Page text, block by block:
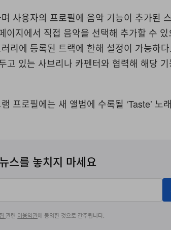
사용자의 프로필에 음악 기능이 추가된
이지에서 직접 음악을 선택해 추가할 수
리에 등록된 트랙에 한해 설정이 가능하
고 있는 사브리나 카펜터와 협력해 해당
프로필에는 새 앨범에 수록될 ‘Taste’ 노
스를 놓치지 마세요
관련 이용약관에 동의한 것으로 간주됩니다.